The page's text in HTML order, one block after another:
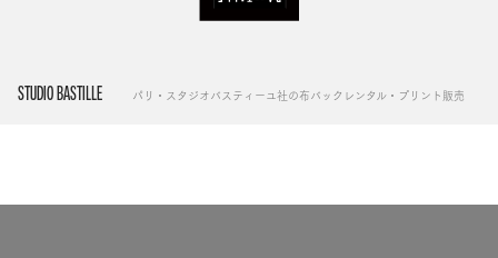
STUDIO BASTILLE パリ・スタジオバスティーユ社の布バックレンタル・プリント販売